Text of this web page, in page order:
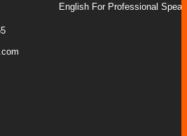
English For Professional